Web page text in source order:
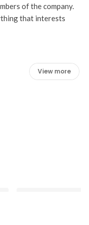
of the company.
that interests
View more